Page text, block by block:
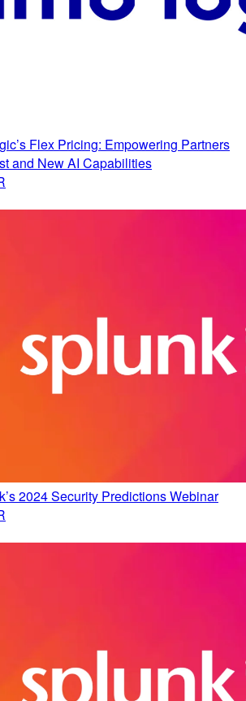
Flex Pricing: Empowering Partners
and New AI Capabilities
2024 Security Predictions Webinar